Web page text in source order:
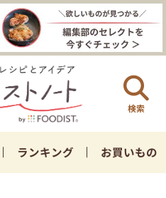
検索
ランキング お買いもの